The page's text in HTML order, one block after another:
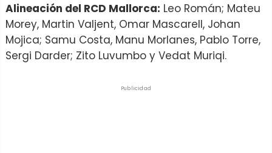
Alineación del RCD Mallorca: Leo Román; Mateu
Morey, Martin Valjent, Omar Mascarell, Johan
Mojica; Samu Costa, Manu Morlanes, Pablo Torre,
Sergi Darder; Zito Luvumbo y Vedat Muriqi.
Publicidad